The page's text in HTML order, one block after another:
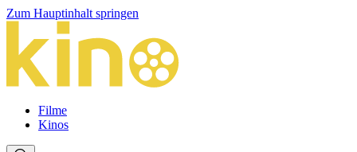
Zum Hauptinhalt springen
Filme
Kinos